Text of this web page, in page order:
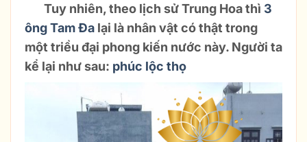
Tuy nhiên, theo lịch sử Trung Hoa thì 3
ông Tam Đa lại là nhân vật có thật trong
một triều đại phong kiến nước này. Người ta
kể lại như sau: phúc lộc thọ